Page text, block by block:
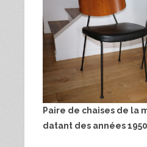
Paire de chaises de la
datant des années 1950